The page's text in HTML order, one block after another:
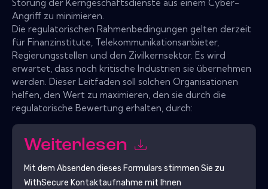
Störung der Kerngeschäftsdienste aus einem Cyber-
Angriff zu minimieren.
Die regulatorischen Rahmenbedingungen gelten derzeit
für Finanzinstitute, Telekommunikationsanbieter,
Regierungsstellen und den Zivilkernsektor. Es wird
erwartet, dass noch kritische Industrien sie übernehmen
werden. Dieser Leitfaden soll solchen Organisationen
helfen, den Wert zu maximieren, den sie durch die
regulatorische Bewertung erhalten, durch:
Weiterlesen
Mit dem Absenden dieses Formulars stimmen Sie zu
WithSecure Kontaktaufnahme mit Ihnen